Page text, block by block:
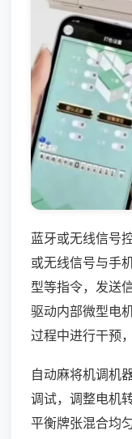
蓝牙或无线信号
或无线信号与手
型等指令，发送
驱动内部微型电
过程中进行干预
自动麻将机调机
调试，调整电机
平衡牌张混合均